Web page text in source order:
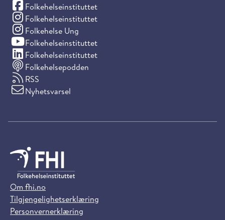
Folkehelseinstituttet
(Facebook)
Folkehelseinstituttet
(Instagram)
Folkehelse Ung
(Instagram)
Folkehelseinstituttet
(YouTube)
Folkehelseinstituttet
(LinkedIn)
Folkehelsepodden
RSS
Nyhetsvarsel
Om fhi.no
Tilgjengelighetserklæring
Personvernerklæring